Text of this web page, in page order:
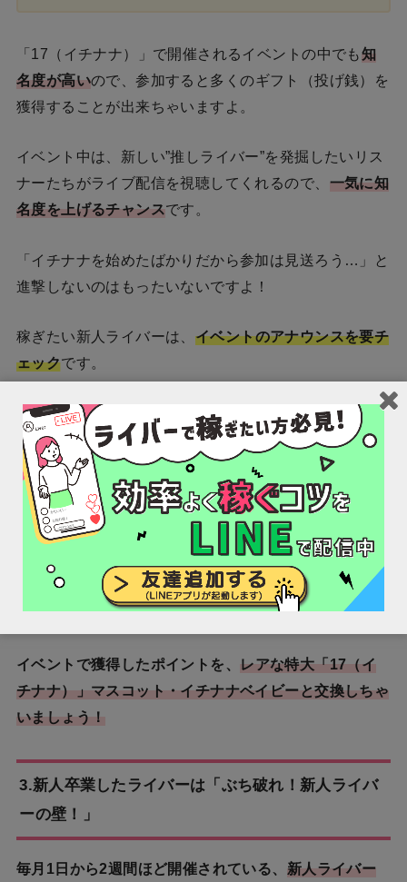
「17（イチナナ）」で開催されるイベントの中でも知
名度が高いので、参加すると多くのギフト（投げ銭）を
獲得することが出来ちゃいますよ。
イベント中は、新しい”推しライバー”を発掘したいリス
ナーたちがライブ配信を視聴してくれるので、 一気に知
名度を上げるチャンスです。
「イチナナを始めたばかりだから参加は見送ろう…」と
進撃しないのはもったいないですよ！
稼ぎたい新人ライバーは、 イベントのアナウンスを要チ
ェックです。
2.進撃のあとは「新人ライバーの疾風」
イベント「新人ライバーの進撃」後、毎月17日から2週
間ほど開催されている新人ライバー向けのイベント
す。
新人ライバーたちがさまざまなチャレンジでスコアを競
って、イベント上位を目指します。
イベントで獲得したポイントを、
レアな特大「17（イ
チナナ）」マスコット・イチナナベイビーと交換しちゃ
いましょう！
3.新人卒業したライバーは「ぶち破れ！新人ライバ
ーの壁！」
毎月1日から2週間ほど開催されている、 新人ライバー